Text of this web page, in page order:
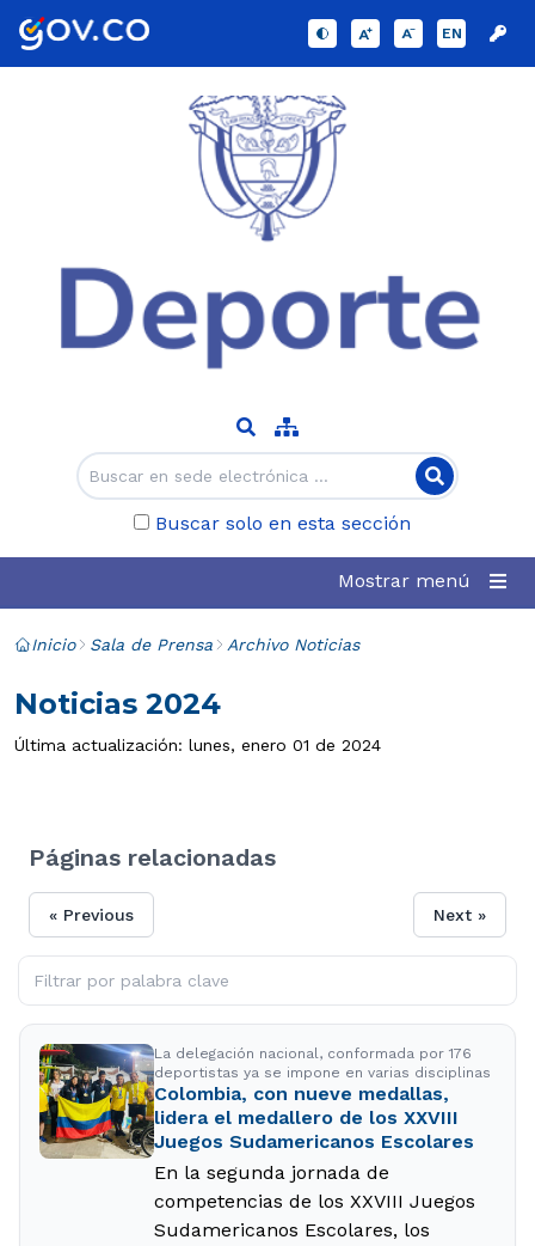
EN
Buscar solo en esta sección
Mostrar menú
Inicio Sala de Prensa Archivo Noticias
Noticias 2024
Última actualización: lunes, enero 01 de 2024
Páginas relacionadas
« Previous Next »
La delegación nacional, conformada por 176
deportistas ya se impone en varias disciplinas
Colombia, con nueve medallas,
lidera el medallero de los XXVIII
Juegos Sudamericanos Escolares
En la segunda jornada de
competencias de los XXVIII Juegos
Sudamericanos Escolares, los